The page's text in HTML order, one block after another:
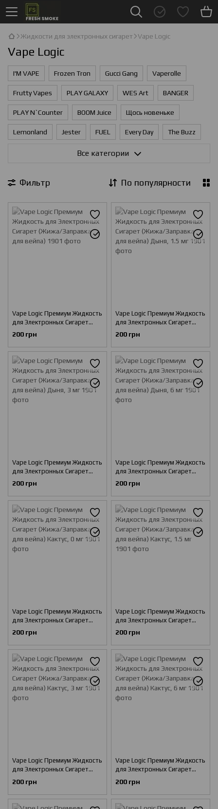
Жидкости для электронных сигарет Vape Logic
Vape Logic
I'М VAPE Frozen Tron Gucci Gang Vaperolle
Frutty Vapes PLAY GALAXY WES Art BANGER
PLAY N`Counter BOOM Juice Щось новеньке
Lemonland Jester FUEL Every Day The Buzz
HeadShot Commicon
Все категории
Фильтр По популярности
Vape Logic Премиум Жидкость
для Электронных Сигарет
(Жижа/Заправка для вейпа)
200 грн
Vape Logic Премиум Жидкость
для Электронных Сигарет
(Жижа/Заправка для вейпа)
Дыня, 1.5 мг
200 грн
Vape Logic Премиум Жидкость
для Электронных Сигарет
(Жижа/Заправка для вейпа)
Дыня, 3 мг
200 грн
Vape Logic Премиум Жидкость
для Электронных Сигарет
(Жижа/Заправка для вейпа)
Дыня, 6 мг
200 грн
Vape Logic Премиум Жидкость
для Электронных Сигарет
(Жижа/Заправка для вейпа)
Кактус, 0 мг
200 грн
Vape Logic Премиум Жидкость
для Электронных Сигарет
(Жижа/Заправка для вейпа)
Кактус, 1.5 мг
200 грн
Vape Logic Премиум Жидкость
для Электронных Сигарет
(Жижа/Заправка для вейпа)
Кактус, 3 мг
200 грн
Vape Logic Премиум Жидкость
для Электронных Сигарет
(Жижа/Заправка для вейпа)
Кактус, 6 мг
200 грн